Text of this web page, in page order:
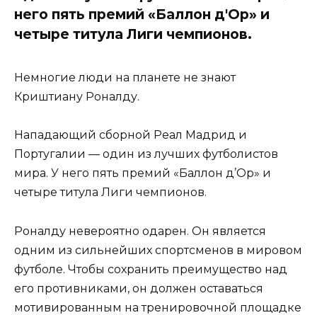
него пять премий «Баллон д'Ор» и
четыре титула Лиги чемпионов.
Немногие люди на планете не знают
Криштиану Роналду.
Нападающий сборной Реал Мадрид и
Португалии — один из лучших футболистов
мира. У него пять премий «Баллон д’Ор» и
четыре титула Лиги чемпионов.
Роналду невероятно одарен. Он является
одним из сильнейших спортсменов в мировом
футболе. Чтобы сохранить преимущество над
его противниками, он должен оставаться
мотивированным на тренировочной площадке